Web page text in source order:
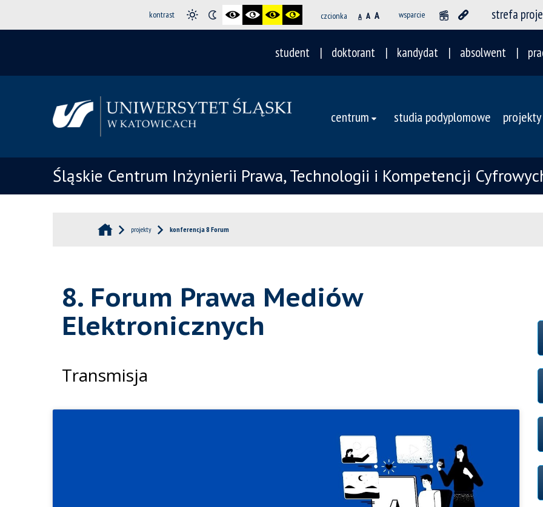
kontrast czcionka A A A wsparcie strefa
student doktorant kandydat absolwent
centrum studia podyplomowe projekty
Śląskie Centrum Inżynierii Prawa, Technologii i Kompetencji Cyfrowych
projekty konferencja 8 Forum
8. Forum Prawa Mediów
Elektronicznych
Transmisja